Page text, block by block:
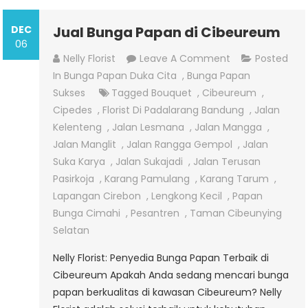
DEC
06
Jual Bunga Papan di Cibeureum
Nelly Florist Leave A Comment On
Jual
Bunga
Papan
Di
Cibeureum
Posted
In Bunga Papan Duka Cita , Bunga Papan
Sukses
Tagged Bouquet , Cibeureum ,
Cipedes , Florist Di Padalarang Bandung , Jalan
Kelenteng , Jalan Lesmana , Jalan Mangga ,
Jalan Manglit , Jalan Rangga Gempol , Jalan
Suka Karya , Jalan Sukajadi , Jalan Terusan
Pasirkoja , Karang Pamulang , Karang Tarum ,
Lapangan Cirebon , Lengkong Kecil , Papan
Bunga Cimahi , Pesantren , Taman Cibeunying
Selatan
Nelly Florist: Penyedia Bunga Papan Terbaik di
Cibeureum Apakah Anda sedang mencari bunga
papan berkualitas di kawasan Cibeureum? Nelly